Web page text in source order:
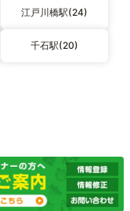
江戸川橋駅(24)
千石駅(20)